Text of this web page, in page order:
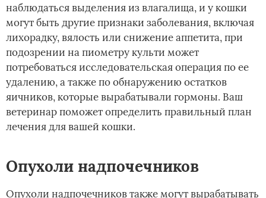
наблюдаться выделения из влагалища, и у кошки
могут быть другие признаки заболевания, включая
лихорадку, вялость или снижение аппетита, при
подозрении на пиометру культи может
потребоваться исследовательская операция по ее
удалению, а также по обнаружению остатков
яичников, которые вырабатывали гормоны. Ваш
ветеринар поможет определить правильный план
лечения для вашей кошки.
Опухоли надпочечников
Опухоли надпочечников также могут вырабатывать